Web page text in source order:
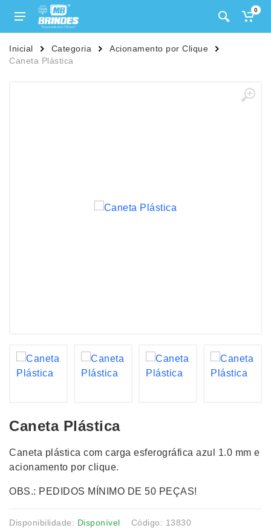
0
Inicial Categoria
Acionamento por Clique
Caneta Plástica
Caneta Plástica
Caneta plástica com carga esferográfica azul 1.0 mm e
acionamento por clique.
OBS.: PEDIDOS MÍNIMO DE 50 PEÇAS!
Disponibilidade: Disponível Código: 13830